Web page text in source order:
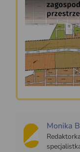
Monika